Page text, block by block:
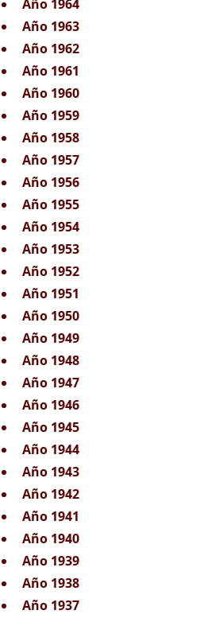
Año 1964
Año 1963
Año 1962
Año 1961
Año 1960
Año 1959
Año 1958
Año 1957
Año 1956
Año 1955
Año 1954
Año 1953
Año 1952
Año 1951
Año 1950
Año 1949
Año 1948
Año 1947
Año 1946
Año 1945
Año 1944
Año 1943
Año 1942
Año 1941
Año 1940
Año 1939
Año 1938
Año 1937